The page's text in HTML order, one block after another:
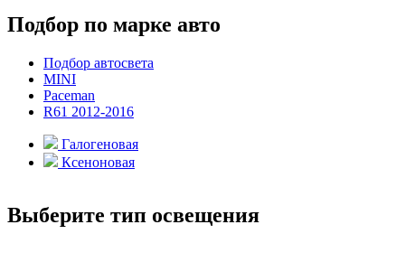
Подбор по марке авто
Подбор автосвета
MINI
Paceman
R61 2012-2016
Галогеновая
Ксеноновая
Выберите тип освещения